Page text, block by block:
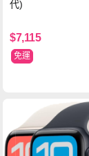
代)
$7,115
免運